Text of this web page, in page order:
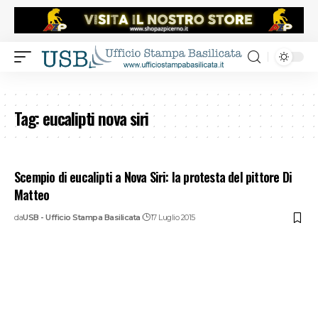
Tag:eucalipti nova siri
Scempio di eucalipti a Nova Siri: la protesta del pittore Di
Matteo
daUSB - Ufficio Stampa Basilicata 17 Luglio 2015